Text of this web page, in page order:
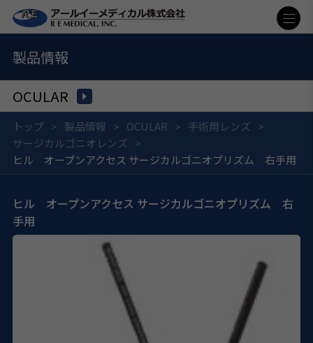
製品情報
OCULAR
トップ 製品情報 OCULAR
手術用レンズ
サージカルゴニオレンズ
ヒル オープンアクセス サージカルゴニオプリズム 右手用
ヒル オープンアクセス サージカルゴニオプリズム 右
手用